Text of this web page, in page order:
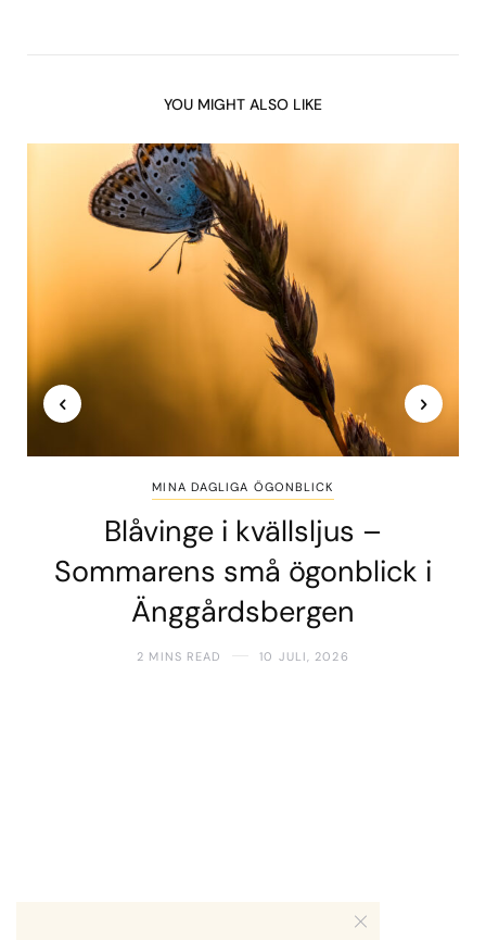
YOU MIGHT ALSO LIKE
MINA DAGLIGA ÖGONBLICK
Blåvinge i kvällsljus –
Sommarens små ögonblick i
Änggårdsbergen
2 MINS READ 10 JULI, 2026